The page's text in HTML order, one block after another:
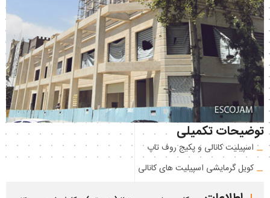
تکمیلی
کانالی و پکیج روف تاپ
اسپیلیت های کانالی